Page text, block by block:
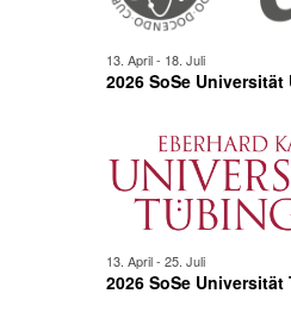
2026 SoSe Universität
13. April- 18. Juli
2026 SoSe
13. April- 25. Juli